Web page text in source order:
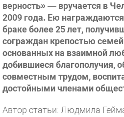
верность» — вручается в
2009 года. Ею
браке более 25 лет,
сограждан крепостью
основанных на взаимной
добившиеся благополучия,
совместным трудом,
достойными членами
Автор статьи: Людмила